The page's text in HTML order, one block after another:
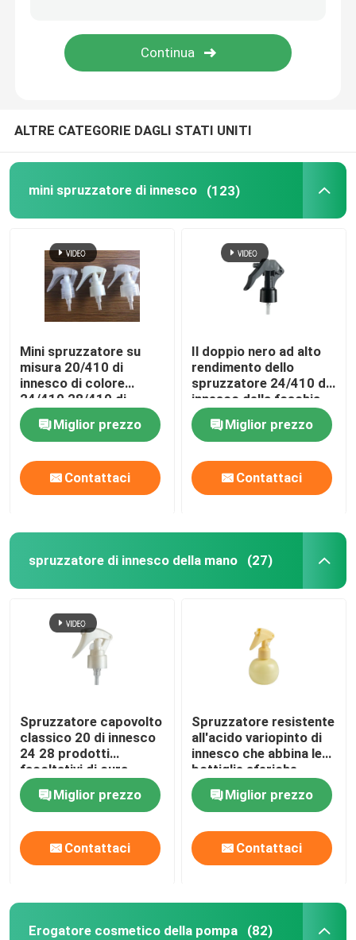
spruzzatore fine della foschia
tubo di lucentezza del labbro
Barattolo crema di plastica
Bottiglia cosmetica acrilica
deodorante in stick vuoto
Bottiglia di vetro dell'olio essenziale
Bottiglia dello spruzzo di profumo
ALTRE CATEGORIE DAGLI STATI UNITI
mini spruzzatore di innesco (123)
Mini spruzzatore su
misura 20/410 di
innesco di colore
24/410 28/410 di
specificazione
Miglior prezzo
Contattaci
Il doppio nero ad alto
rendimento dello
spruzzatore 24/410 di
innesco della foschia
per pulizia del
vetro/giardino
Miglior prezzo
Contattaci
spruzzatore di innesco della mano (27)
Spruzzatore capovolto
classico 20 di innesco
24 28 prodotti
facoltativi di cura
personale
Miglior prezzo
Contattaci
Spruzzatore resistente
all'acido variopinto di
innesco che abbina le
bottiglie sferiche
variopinte dell'animale
domesticoMiglior prezzo
Contattaci
Erogatore cosmetico della pompa (82)